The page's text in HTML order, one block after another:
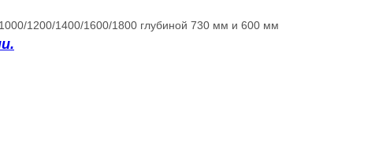
1200/1400/1600/1800 глубиной 730 мм и 600 мм